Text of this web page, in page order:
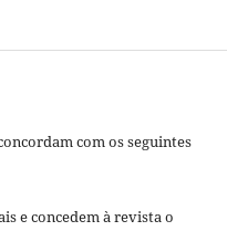
com os seguintes
e concedem à revista o